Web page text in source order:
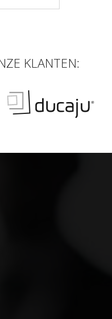
KLANTEN: